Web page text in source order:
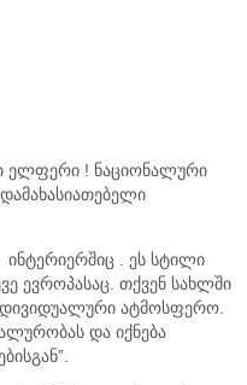
ელფერი ! ნაციონალური
. ეს სტილი
ევროპასაც. თქვენ სახლში
ატმოსფერო.
და იქნება